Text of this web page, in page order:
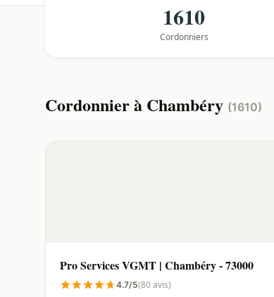
1610
Cordonniers
Cordonnier à Chambéry (1610)
Pro Services VGMT | Chambéry - 73000
4.7/5(80 avis)